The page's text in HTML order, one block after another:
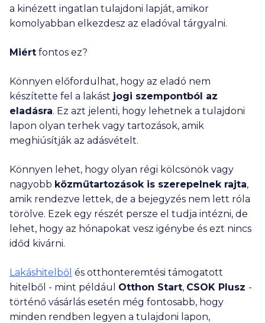
a kinézett ingatlan tulajdoni lapját, amikor
komolyabban elkezdesz az eladóval tárgyalni.
Miért fontos ez?
Könnyen előfordulhat, hogy az eladó nem
készítette fel a lakást jogi szempontból az
eladásra. Ez azt jelenti, hogy lehetnek a tulajdoni
lapon olyan terhek vagy tartozások, amik
meghiúsítják az adásvételt.
Könnyen lehet, hogy olyan régi kölcsönök vagy
nagyobb közműtartozások is szerepelnek rajta,
amik rendezve lettek, de a bejegyzés nem lett róla
törölve. Ezek egy részét persze el tudja intézni, de
lehet, hogy az hónapokat vesz igénybe és ezt nincs
időd kivárni.
Lakáshitelből és otthonteremtési támogatott
hitelből - mint például Otthon Start, CSOK Plusz -
történő vásárlás esetén még fontosabb, hogy
minden rendben legyen a tulajdoni lapon,